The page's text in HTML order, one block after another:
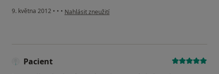
9. května 2012 • • • podle názoru uživatele Váš účet byl odstraněn
Nahlásit zneužití
Pacient